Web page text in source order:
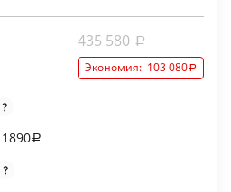
435 580
Экономия: 103 080